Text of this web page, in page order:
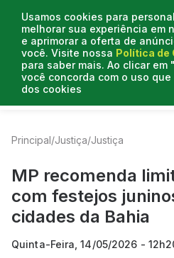
Usamos cookies para
melhorar sua experiência em
e aprimorar a oferta de
você. Visite nossa Política de
para saber mais. Ao clicar em
você concorda com o uso que
dos cookies
Entrevistas
Principal/Justiça/Justiça
MP recomenda
com festejos
cidades da Bahia
Quinta-Feira, 14/05/2026 -